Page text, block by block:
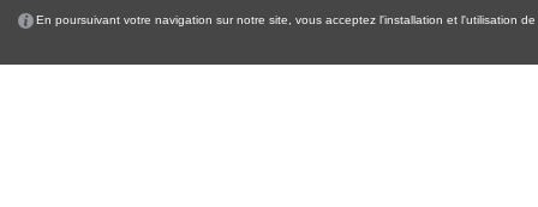
En poursuivant votre navigation sur notre site, vous acceptez l'installation et l'utilisation